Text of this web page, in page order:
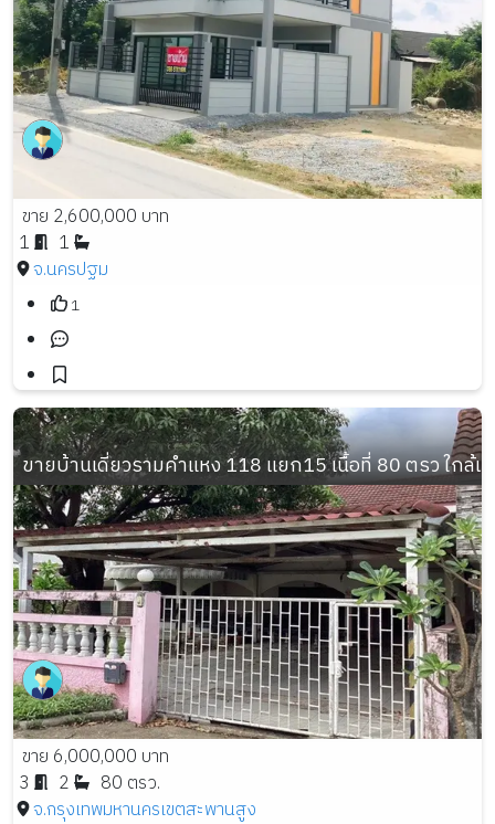
ขาย 2,600,000 บาท
1
1
จ.นครปฐม
1
ขายบ้านเดี่ยวรามคำแหง 118 แยก15 เนื้อที่ 80 ตรว ใก
ขาย 6,000,000 บาท
3
2
80 ตรว.
จ.กรุงเทพมหานครเขตสะพานสูง